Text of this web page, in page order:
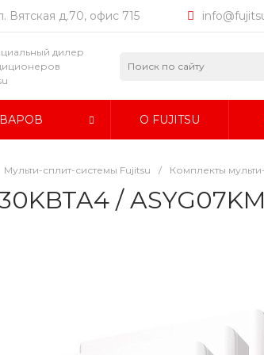
Вятская д.70, офис 715
дилер
О FUJITSU
Мульти-сплит-системы Fujitsu / Комплекты
/